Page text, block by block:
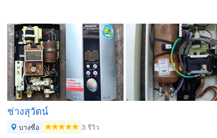
ช่างสุวัตน์
บางซื่อ
3 รีวิว